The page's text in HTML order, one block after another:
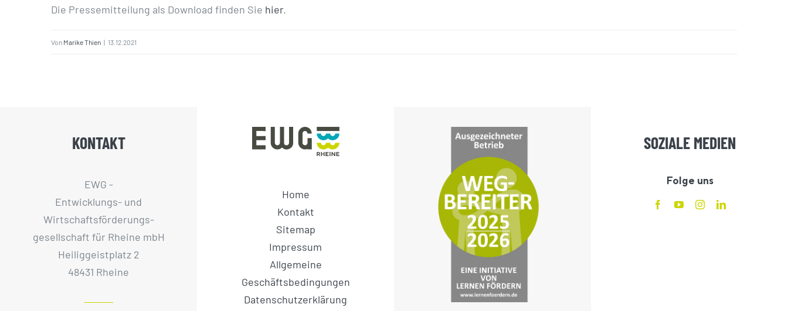
Die Pressemitteilung als Download finden Sie hier.
Von Marike Thien | 13.12.2021
KONTAKT
EWG -
Entwicklungs- und
Wirtschaftsförderungs­
gesellschaft für Rheine mbH
Heiliggeistplatz 2
48431 Rheine
Home
Kontakt
Sitemap
Impressum
Allgemeine
Geschäftsbedingungen
Datenschutzerklärung
SOZIALE MEDIEN
Folge uns